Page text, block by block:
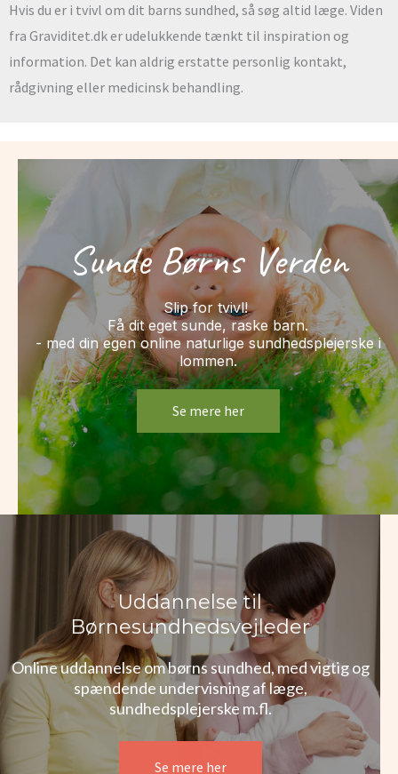
Hvis du er i tvivl om dit barns sundhed, så søg altid læge. Viden
fra Graviditet.dk er udelukkende tænkt til inspiration og
information. Det kan aldrig erstatte personlig kontakt,
rådgivning eller medicinsk behandling.
Sunde Børns Verden
Slip for tvivl!
Få dit eget sunde, raske barn.
- med din egen online naturlige sundhedsplejerske i
lommen.
Se mere her
Uddannelse til
Børnesundhedsvejleder
Online uddannelse om børns sundhed, med vigtig og
spændende undervisning af læge,
sundhedsplejerske m.fl.
Se mere her